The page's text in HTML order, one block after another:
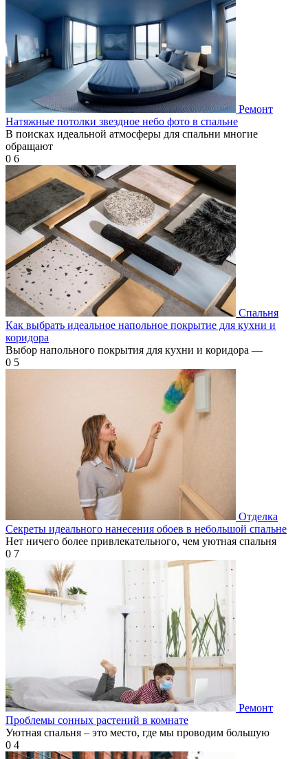
Ремонт
Натяжные потолки звездное небо фото в спальне
В поисках идеальной атмосферы для спальни многие
обращают
0 6
Спальня
Как выбрать идеальное напольное покрытие для кухни и
коридора
Выбор напольного покрытия для кухни и коридора —
0 5
Отделка
Секреты идеального нанесения обоев в небольшой спальне
Нет ничего более привлекательного, чем уютная спальня
0 7
Ремонт
Проблемы сонных растений в комнате
Уютная спальня – это место, где мы проводим большую
0 4